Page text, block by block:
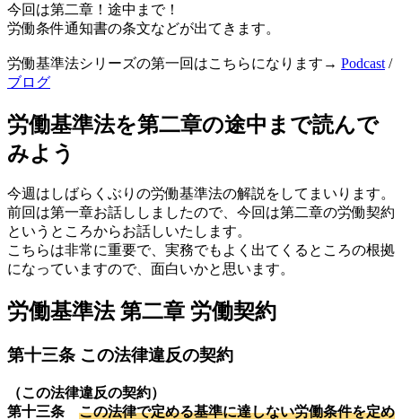
今回は第二章！途中まで！
労働条件通知書の条文などが出てきます。
労働基準法シリーズの第一回はこちらになります→ Podcast /
ブログ
労働基準法を第二章の途中まで読んで
みよう
今週はしばらくぶりの労働基準法の解説をしてまいります。
前回は第一章お話ししましたので、今回は第二章の労働契約
というところからお話しいたします。
こちらは非常に重要で、実務でもよく出てくるところの根拠
になっていますので、面白いかと思います。
労働基準法 第二章 労働契約
第十三条 この法律違反の契約
（この法律違反の契約）
第十三条 この法律で定める基準に達しない労働条件を定め